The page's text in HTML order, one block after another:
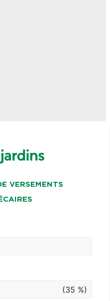
VERSEMENTS
(35 %)